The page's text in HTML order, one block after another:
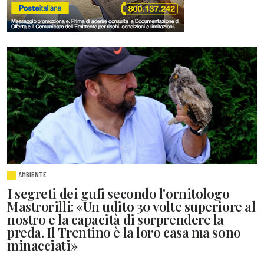
AMBIENTE
I segreti dei gufi secondo l'ornitologo
Mastrorilli: «Un udito 30 volte superiore al
nostro e la capacità di sorprendere la
preda. Il Trentino è la loro casa ma sono
minacciati»